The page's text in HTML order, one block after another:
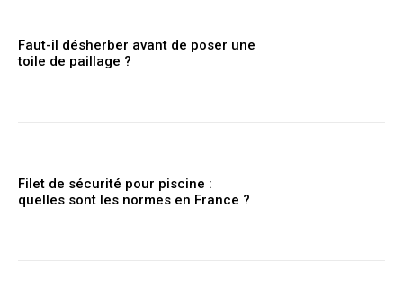
Faut-il désherber avant de poser une
toile de paillage ?
Filet de sécurité pour piscine :
quelles sont les normes en France ?